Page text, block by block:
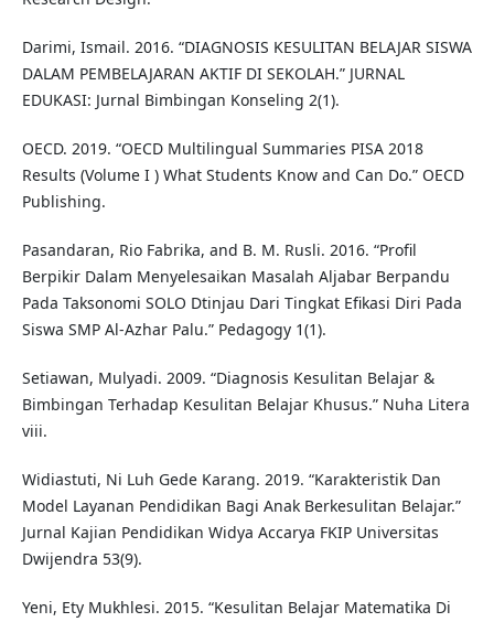
Darimi, Ismail. 2016. “DIAGNOSIS KESULITAN BELAJAR SISWA
DALAM PEMBELAJARAN AKTIF DI SEKOLAH.” JURNAL
EDUKASI: Jurnal Bimbingan Konseling 2(1).
OECD. 2019. “OECD Multilingual Summaries PISA 2018
Results (Volume I ) What Students Know and Can Do.” OECD
Publishing.
Pasandaran, Rio Fabrika, and B. M. Rusli. 2016. “Profil
Berpikir Dalam Menyelesaikan Masalah Aljabar Berpandu
Pada Taksonomi SOLO Dtinjau Dari Tingkat Efikasi Diri Pada
Siswa SMP Al-Azhar Palu.” Pedagogy 1(1).
Setiawan, Mulyadi. 2009. “Diagnosis Kesulitan Belajar &
Bimbingan Terhadap Kesulitan Belajar Khusus.” Nuha Litera
viii.
Widiastuti, Ni Luh Gede Karang. 2019. “Karakteristik Dan
Model Layanan Pendidikan Bagi Anak Berkesulitan Belajar.”
Jurnal Kajian Pendidikan Widya Accarya FKIP Universitas
Dwijendra 53(9).
Yeni, Ety Mukhlesi. 2015. “Kesulitan Belajar Matematika Di